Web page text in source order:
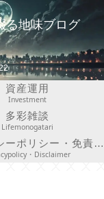
る地味ブログ
資産運用
Investment
多彩雑談
Lifemonogatari
プライバシーポリシー・免責事項
・Disclaimer